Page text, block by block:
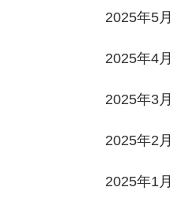
2025年5月
2025年4月
2025年3月
2025年2月
2025年1月